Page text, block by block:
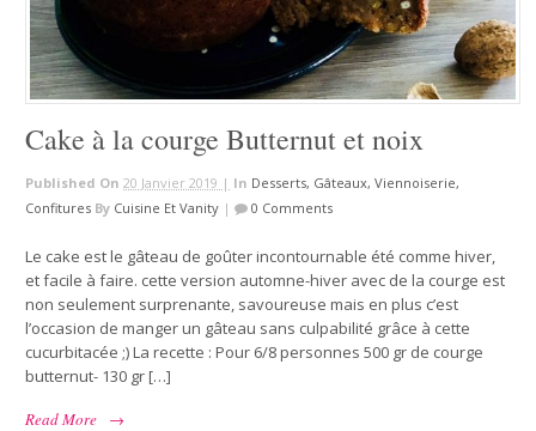
Cake à la courge Butternut et noix
Published On20 Janvier 2019 | In Desserts, Gâteaux, Viennoiserie,
Confitures By Cuisine Et Vanity | 0 Comments
Le cake est le gâteau de goûter incontournable été comme hiver,
et facile à faire. cette version automne-hiver avec de la courge est
non seulement surprenante, savoureuse mais en plus c’est
l’occasion de manger un gâteau sans culpabilité grâce à cette
cucurbitacée ;) La recette : Pour 6/8 personnes 500 gr de courge
butternut- 130 gr […]
Read More
→